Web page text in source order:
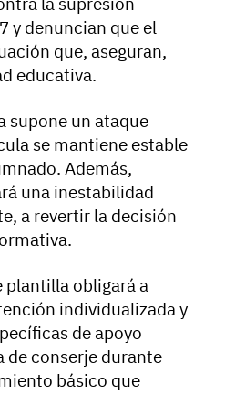
y denuncian que el
que, aseguran,
educativa.
supone un ataque
se mantiene estable
Además,
una inestabilidad
a revertir la decisión
plantilla obligará a
individualizada y
de apoyo
de conserje durante
básico que